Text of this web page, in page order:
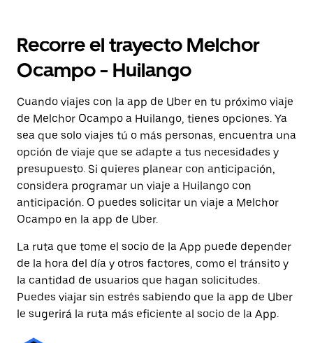
Recorre el trayecto Melchor
Ocampo - Huilango
Cuando viajes con la app de Uber en tu próximo viaje
de Melchor Ocampo a Huilango, tienes opciones. Ya
sea que solo viajes tú o más personas, encuentra una
opción de viaje que se adapte a tus necesidades y
presupuesto. Si quieres planear con anticipación,
considera programar un viaje a Huilango con
anticipación. O puedes solicitar un viaje a Melchor
Ocampo en la app de Uber.
La ruta que tome el socio de la App puede depender
de la hora del día y otros factores, como el tránsito y
la cantidad de usuarios que hagan solicitudes.
Puedes viajar sin estrés sabiendo que la app de Uber
le sugerirá la ruta más eficiente al socio de la App.